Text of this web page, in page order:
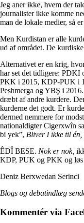
Jeg aner ikke, hvem der
journalister ikke komme
man de lokale medier, så
Men Kurdistan er alle
ud af området. De
Alternativet er en krig,
har set det tidligere:
PKK i 2015, KDP-PUK i
Peshmerga og YBŞ i
dræbt af andre kurdere.
kurderne det godt. Er
dermed nemmere for
nationaldigter Cigerxwîn
bi yek”, Bliver I ikke til én,
ÊDÎ BESE. Nok er nok,
KDP, PUK og PKK og løs
Deniz Berxwedan Serinci
Blogs og debatindlæg
Kommentér via